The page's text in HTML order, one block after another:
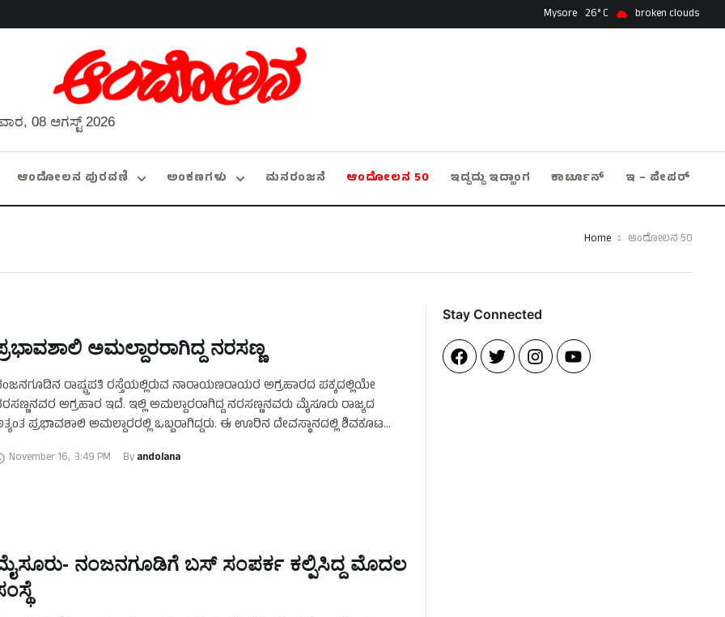
Mysore 26 broken clouds
08 ಆಗಸ್ಟ್ 2026
ಆಂದೋಲನ ಪುರವಣಿ ಅಂಕಣಗಳು ಮನರಂಜನೆ ಆಂದೋಲನ 50 ಇದ್ದದ್ದು ಇದ್ಹಾಂಗ ಕಾರ್ಟೂನ್ ಇ – ಪೇಪರ್
Home ಆಂದೋಲನ 50
ಅಮಲ್ದಾರರಾಗಿದ್ದ ನರಸಣ್ಣ
ರಾಷ್ಟ್ರಪತಿ ರಸ್ತೆಯಲ್ಲಿರುವ ನಾರಾಯಣರಾಯರ ಅಗ್ರಹಾರದ ಪಕ್ಕದಲ್ಲಿಯೇ
ಅಗ್ರಹಾರ ಇದೆ. ಇಲ್ಲಿ ಅಮಲ್ದಾರರಾಗಿದ್ದ ನರಸಣ್ಣನವರು ಮೈಸೂರು ರಾಜ್ಯದ
ಪ್ರಭಾವಶಾಲಿ ಅಮಲ್ದಾರರಲ್ಲಿ ಒಬ್ಬರಾಗಿದ್ದರು. ಈ ಊರಿನ ದೇವಸ್ಥಾನದಲ್ಲಿ ಶಿವಕೂಟ
November 16, 3:49 PM By andolana
ನಂಜನಗೂಡಿಗೆ ಬಸ್‌ ಸಂಪರ್ಕ ಕಲ್ಪಿಸಿದ್ದ ಮೊದಲ
Stay Connected​